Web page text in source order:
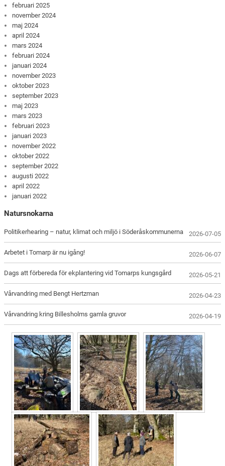
februari 2025
november 2024
maj 2024
april 2024
mars 2024
februari 2024
januari 2024
november 2023
oktober 2023
september 2023
maj 2023
mars 2023
februari 2023
januari 2023
november 2022
oktober 2022
september 2022
augusti 2022
april 2022
januari 2022
Natursnokarna
Politikerhearing – natur, klimat och miljö i Söderåskommunerna 2026-07-05
Arbetet i Tomarp är nu igång! 2026-06-07
Dags att förbereda för ekplantering vid Tomarps kungsgård 2026-05-21
Vårvandring med Bengt Hertzman 2026-04-23
Vårvandring kring Billesholms gamla gruvor 2026-04-19